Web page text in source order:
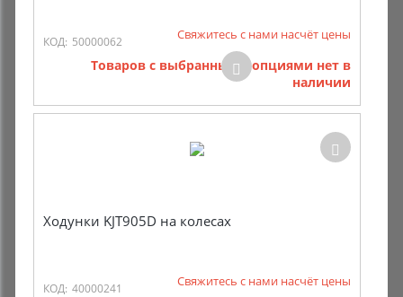
КОД: 50000062 Свяжитесь с нами насчёт цены
Товаров с выбранными опциями нет в
наличии
Ходунки KJT905D на колесах
КОД: 40000241 Свяжитесь с нами насчёт цены